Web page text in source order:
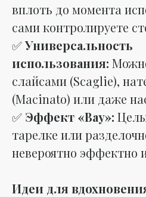
вплоть до момента
сами контролируете
✅Универсальность
использования:
слайсами (Scaglie),
(Macinato) или даже
✅ Эффект «Вау»:
тарелке или
невероятно эффектно
Идеи для